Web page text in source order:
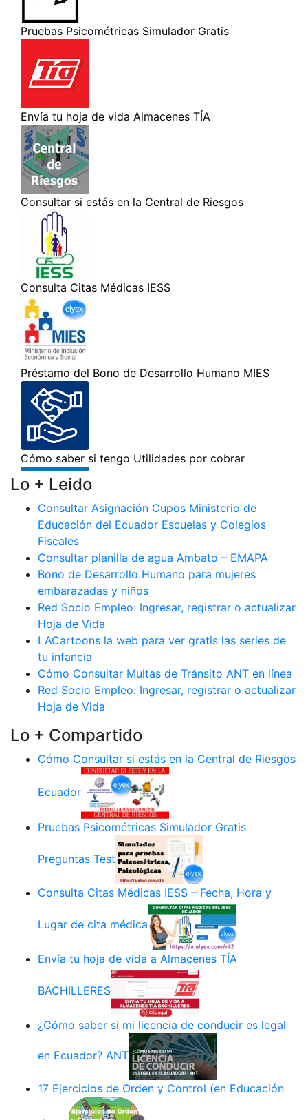
Lo + Leido
Consultar Asignación Cupos Ministerio de
Educación del Ecuador Escuelas y Colegios
Fiscales
Consultar planilla de agua Ambato – EMAPA
Bono de Desarrollo Humano para mujeres
embarazadas y niños
Red Socio Empleo: Ingresar, registrar o actualizar
Hoja de Vida
LACartoons la web para ver gratis las series de
tu infancia
Cómo Consultar Multas de Tránsito ANT en línea
Red Socio Empleo: Ingresar, registrar o actualizar
Hoja de Vida
Lo + Compartido
Cómo Consultar si estás en la Central de Riesgos
Ecuador
Pruebas Psicométricas Simulador Gratis
Preguntas Test
Consulta Citas Médicas IESS – Fecha, Hora y
Lugar de cita médica
Envía tu hoja de vida a Almacenes TÍA
BACHILLERES
¿Cómo saber si mi licencia de conducir es legal
en Ecuador? ANT
17 Ejercicios de Orden y Control (en Educación